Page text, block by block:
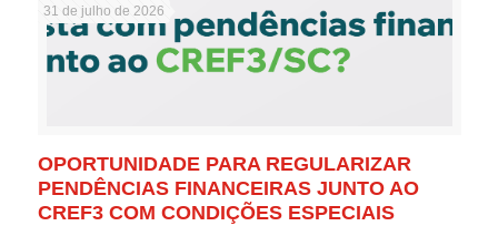
31 de julho de 2026
OPORTUNIDADE PARA REGULARIZAR
PENDÊNCIAS FINANCEIRAS JUNTO AO
CREF3 COM CONDIÇÕES ESPECIAIS